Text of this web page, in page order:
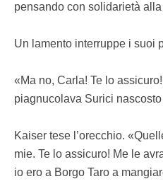
pensando con solidarietà
Un lamento interruppe i suoi
«Ma no, Carla! Te lo
piagnucolava Surici
Kaiser tese l’orecchio.
mie. Te lo assicuro! Me le
io ero a Borgo Taro a